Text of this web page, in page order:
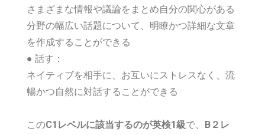
さまざまな情報や議論をまとめ自分の関心がある
分野の幅広い話題について、明瞭かつ詳細な文章
を作成することができる
● 話す：
ネイティブを相手に、お互いにストレスなく、流
暢かつ自然に対話することができる
このC1レベルに該当するのが英検1級で、 B２レ